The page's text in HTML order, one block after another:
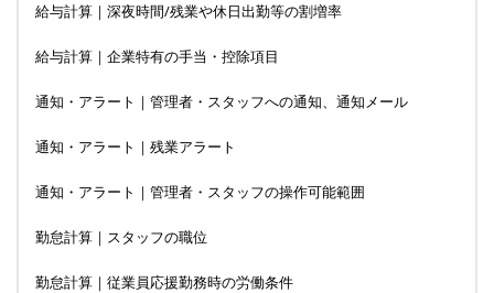
給与計算｜深夜時間/残業や休日出勤等の割増率
給与計算｜企業特有の手当・控除項目
通知・アラート｜管理者・スタッフへの通知、通知メール
通知・アラート｜残業アラート
通知・アラート｜管理者・スタッフの操作可能範囲
勤怠計算｜スタッフの職位
勤怠計算｜従業員応援勤務時の労働条件